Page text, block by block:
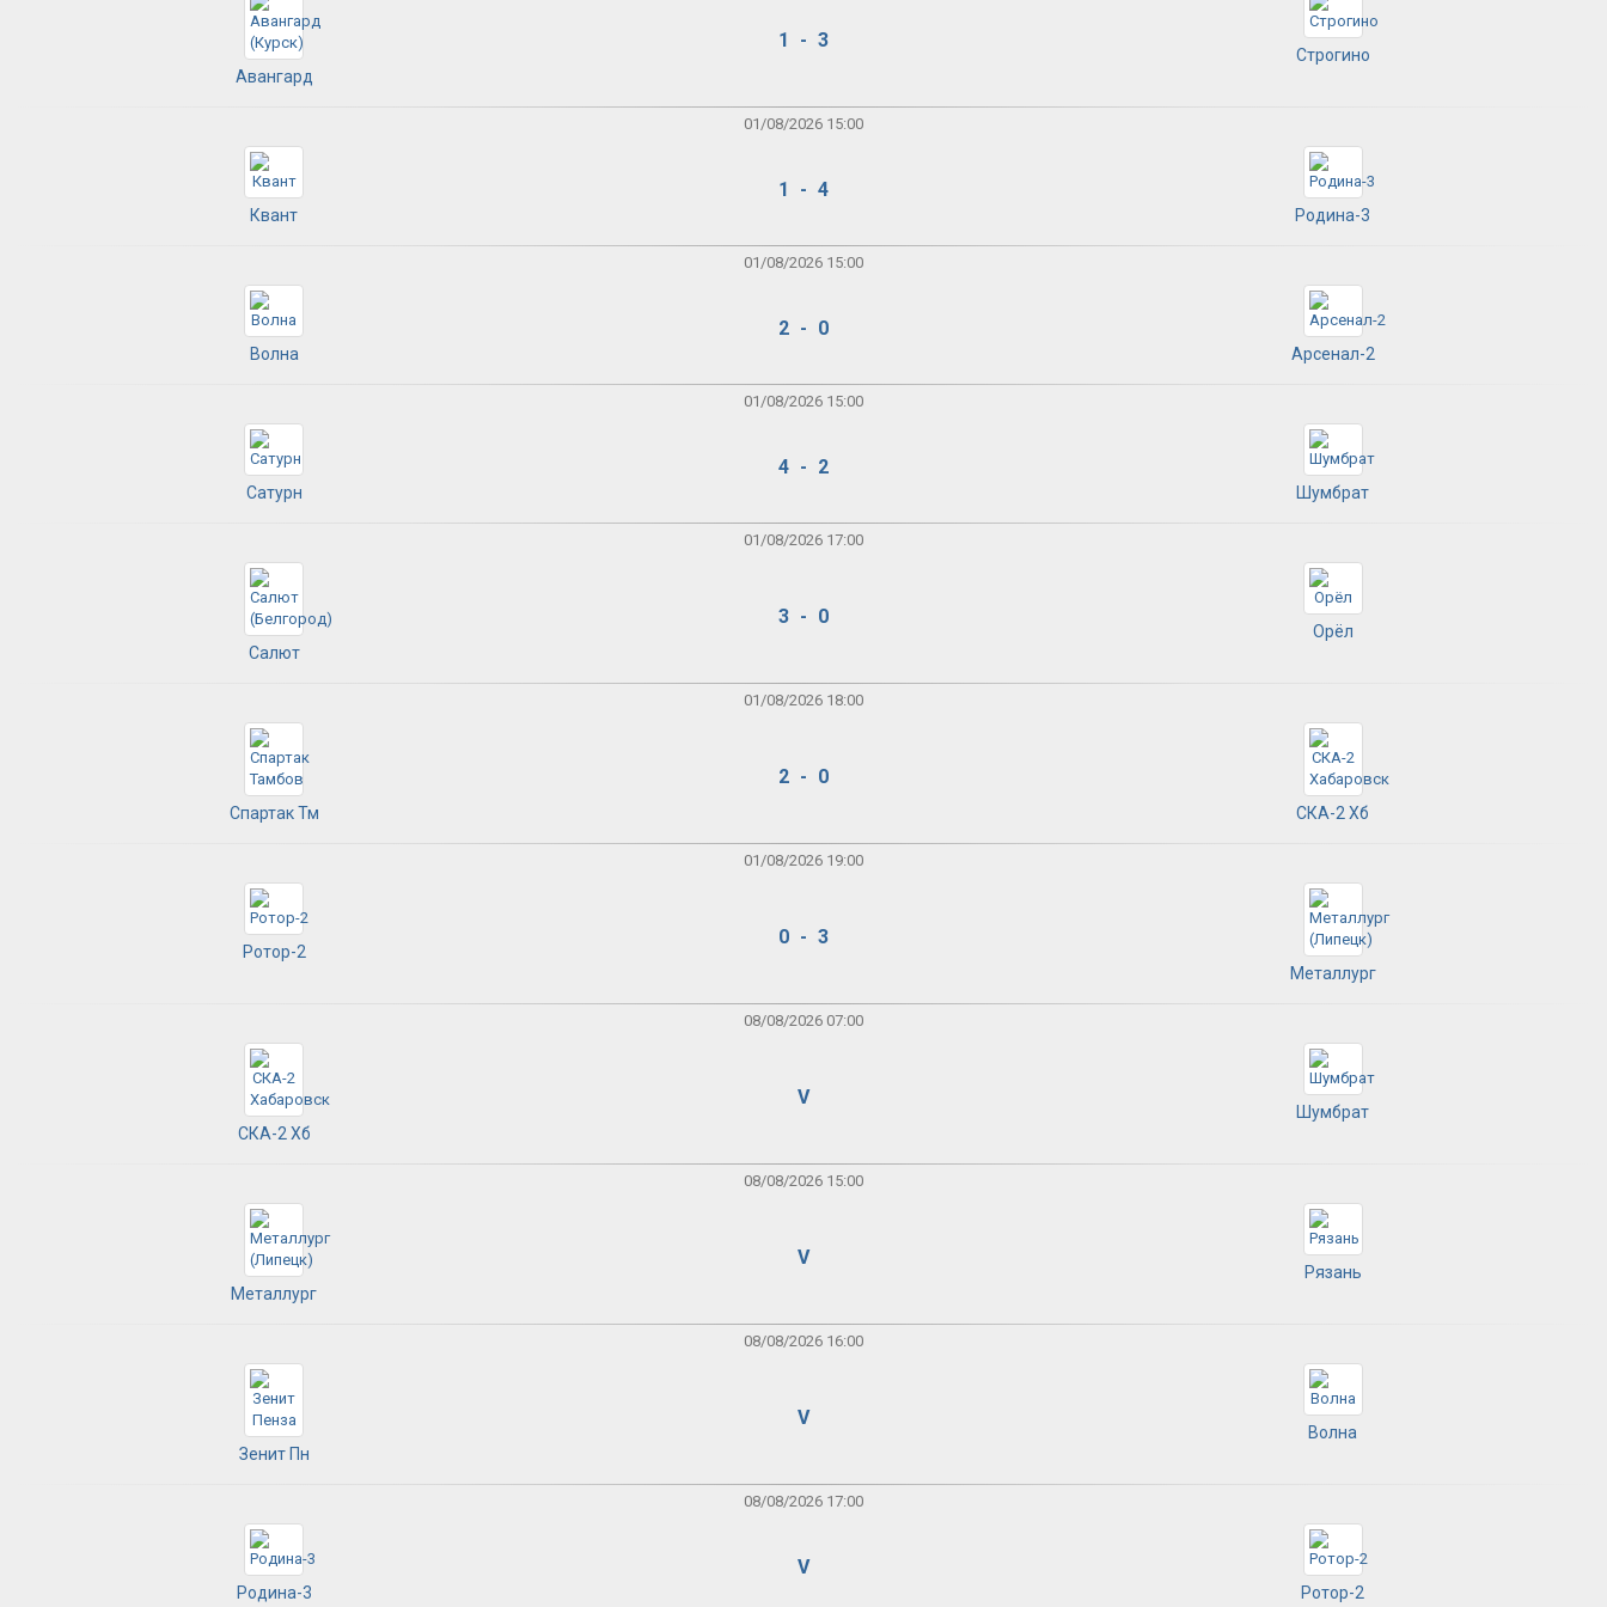
Авангард
1 - 3
Строгино
01/08/2026 15:00
Квант
1 - 4
Родина-3
01/08/2026 15:00
Волна
2 - 0
Арсенал-2
01/08/2026 15:00
Сатурн
4 - 2
Шумбрат
01/08/2026 17:00
Салют
3 - 0
Орёл
01/08/2026 18:00
Спартак Тм
2 - 0
СКА-2 Хб
01/08/2026 19:00
Ротор-2
0 - 3
Металлург
08/08/2026 07:00
СКА-2 Хб
V
Шумбрат
08/08/2026 15:00
Металлург
V
Рязань
08/08/2026 16:00
Зенит Пн
V
Волна
08/08/2026 17:00
Родина-3
V
Ротор-2